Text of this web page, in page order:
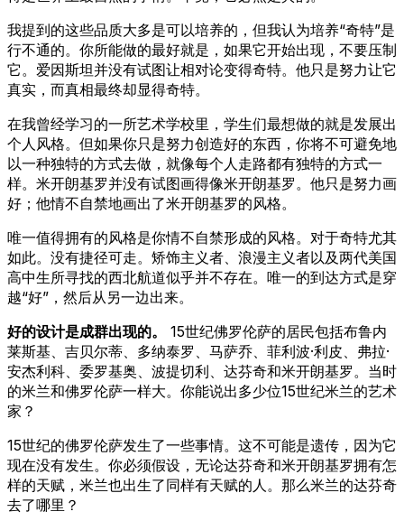
我提到的这些品质大多是可以培养的，但我认为培养“奇特”是
行不通的。你所能做的最好就是，如果它开始出现，不要压制
它。爱因斯坦并没有试图让相对论变得奇特。他只是努力让它
真实，而真相最终却显得奇特。
在我曾经学习的一所艺术学校里，学生们最想做的就是发展出
个人风格。但如果你只是努力创造好的东西，你将不可避免地
以一种独特的方式去做，就像每个人走路都有独特的方式一
样。米开朗基罗并没有试图画得像米开朗基罗。他只是努力画
好；他情不自禁地画出了米开朗基罗的风格。
唯一值得拥有的风格是你情不自禁形成的风格。对于奇特尤其
如此。没有捷径可走。矫饰主义者、浪漫主义者以及两代美国
高中生所寻找的西北航道似乎并不存在。唯一的到达方式是穿
越“好”，然后从另一边出来。
好的设计是成群出现的。
15世纪佛罗伦萨的居民包括布鲁内
莱斯基、吉贝尔蒂、多纳泰罗、马萨乔、菲利波·利皮、弗拉·
安杰利科、委罗基奥、波提切利、达芬奇和米开朗基罗。当时
的米兰和佛罗伦萨一样大。你能说出多少位15世纪米兰的艺术
家？
15世纪的佛罗伦萨发生了一些事情。这不可能是遗传，因为它
现在没有发生。你必须假设，无论达芬奇和米开朗基罗拥有怎
样的天赋，米兰也出生了同样有天赋的人。那么米兰的达芬奇
去了哪里？